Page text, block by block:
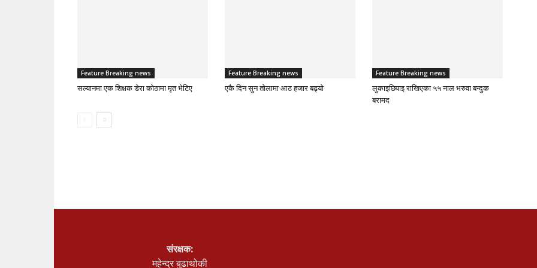
Feature Breaking news
सल्यानमा एक शिक्षक डेरा कोठामा मृत भेटिए
Feature Breaking news
एकै दिन सुन तोलामा आठ हजार बढ्यो
Feature Breaking news
लुकाइछिपाइ राखिएका ५५ नाल भरुवा बन्दुक
बरामद
संरक्षक:
महेन्द्र बुढाथोकी